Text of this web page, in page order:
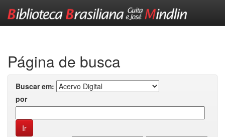
Página de busca
Buscar em:
por